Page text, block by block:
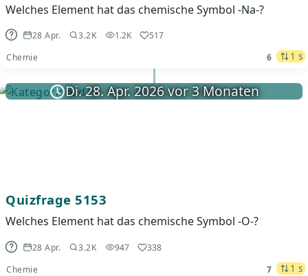
Welches Element hat das chemische Symbol -Na-?
28 Apr. 3.2K 1.2K
517
Chemie
6 1 s
Di. 28. Apr. 2026 vor 3 Monaten
Quizfrage 5153
Welches Element hat das chemische Symbol -O-?
28 Apr. 3.2K 947
338
Chemie
7 1 s